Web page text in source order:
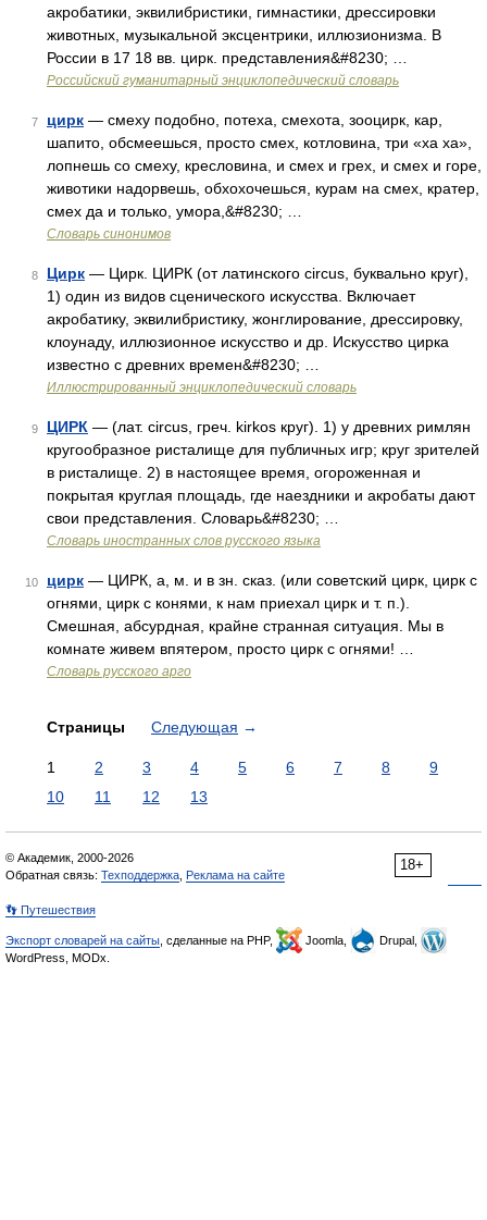
акробатики, эквилибристики, гимнастики, дрессировки
животных, музыкальной эксцентрики, иллюзионизма. В
России в 17 18 вв. цирк. представления&#8230; …
Российский гуманитарный энциклопедический словарь
7 цирк — смеху подобно, потеха, смехота, зооцирк, кар,
шапито, обсмеешься, просто смех, котловина, три «ха ха»,
лопнешь со смеху, кресловина, и смех и грех, и смех и горе,
животики надорвешь, обхохочешься, курам на смех, кратер,
смех да и только, умора,&#8230; …
Словарь синонимов
8 Цирк — Цирк. ЦИРК (от латинского circus, буквально круг),
1) один из видов сценического искусства. Включает
акробатику, эквилибристику, жонглирование, дрессировку,
клоунаду, иллюзионное искусство и др. Искусство цирка
известно с древних времен&#8230; …
Иллюстрированный энциклопедический словарь
9 ЦИРК — (лат. circus, греч. kirkos круг). 1) у древних римлян
кругообразное ристалище для публичных игр; круг зрителей
в ристалище. 2) в настоящее время, огороженная и
покрытая круглая площадь, где наездники и акробаты дают
свои представления. Словарь&#8230; …
Словарь иностранных слов русского языка
10 цирк — ЦИРК, а, м. и в зн. сказ. (или советский цирк, цирк с
огнями, цирк с конями, к нам приехал цирк и т. п.).
Смешная, абсурдная, крайне странная ситуация. Мы в
комнате живем впятером, просто цирк с огнями! …
Словарь русского арго
Страницы Следующая →
1 2 3 4 5 6 7 8
9
10
11 12 13
18+
© Академик, 2000-2026
Обратная связь: Техподдержка Реклама на сайте
👣 Путешествия
Экспорт словарей на сайты , сделанные на PHP, Joomla,
Drupal,
WordPress, MODx.